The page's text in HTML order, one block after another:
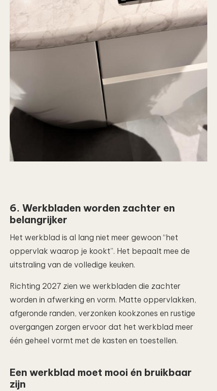
6. Werkbladen worden zachter en
belangrijker
Het werkblad is al lang niet meer gewoon “het
oppervlak waarop je kookt”. Het bepaalt mee de
uitstraling van de volledige keuken.
Richting 2027 zien we werkbladen die zachter
worden in afwerking en vorm. Matte oppervlakken,
afgeronde randen, verzonken kookzones en rustige
overgangen zorgen ervoor dat het werkblad meer
één geheel vormt met de kasten en toestellen.
Een werkblad moet mooi én bruikbaar
zijn